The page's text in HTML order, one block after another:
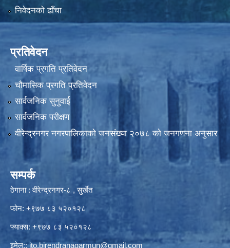
निवेदनको ढाँचा
प्रतिवेदन
वार्षिक प्रगति प्रतिवेदन
चौमासिक प्रगति प्रतिवेदन
सार्वजनिक सुनुवाई
सार्वजनिक परीक्षण
वीरेन्द्रनगर नगरपालिकाकाे जनसंख्या २०७८ काे जनगणना अनुसार
सम्पर्क
ठेगाना : वीरेन्द्रनगर-८ , सुर्खेत
फोन: +९७७ ८३ ५२०१२८
फ्याक्स: +९७७ ८३ ५२०१२८
इमेल::ito.birendranagarmun@gmail.com